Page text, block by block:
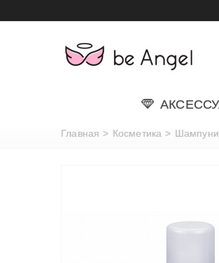
Главная > Косметика > Шампуни